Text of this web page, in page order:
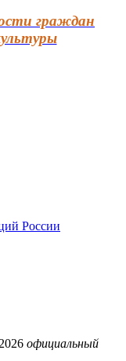
граждан
официальный